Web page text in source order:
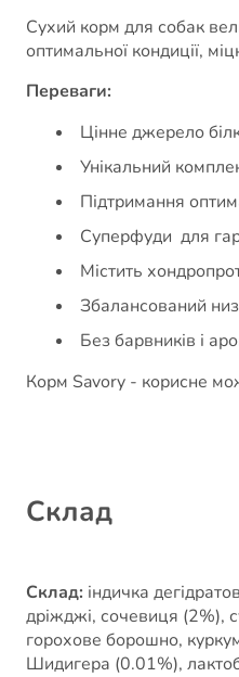
Сухий корм для собак
оптимальної кондиції,
Переваги:
Цінне джерело
Унікальний
Підтримання
Суперфуди для
Містить
Збалансований
Без барвників і
Корм Savory - корисне
Cклад
Склад: індичка
дріжджі, сочевиця (2%),
горохове борошно,
Шидигера (0.01%),